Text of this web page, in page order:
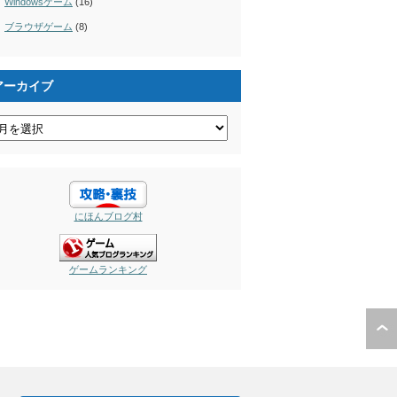
ブラウザゲーム (8)
ーカイブ
にほんブログ村
ゲームランキング